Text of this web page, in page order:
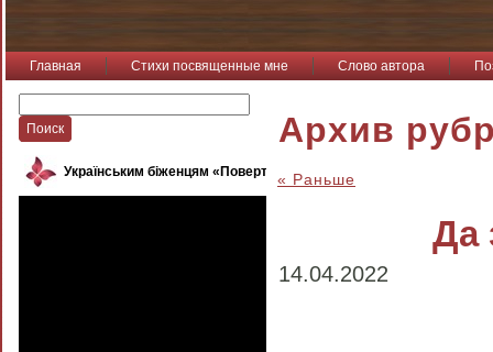
Главная Стихи посвященные мне Слово автора
Українським біженцям «Повертайся, пташко»
Архив
« Раньше
Да
14.04.2022